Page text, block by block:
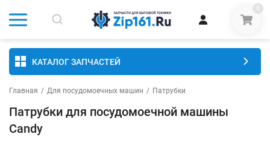
0
КАТАЛОГ ЗАПЧАСТЕЙ
Главная / Для посудомоечных машин / Патрубки
Патрубки для посудомоечной машины
Candy